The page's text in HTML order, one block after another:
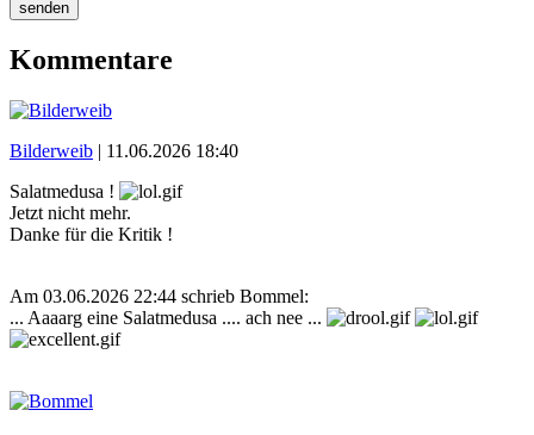
senden
Kommentare
Bilderweib | 11.06.2026 18:40
Salatmedusa !
Jetzt nicht mehr.
Danke für die Kritik !
Am 03.06.2026 22:44 schrieb Bommel:
... Aaaarg eine Salatmedusa .... ach nee ...